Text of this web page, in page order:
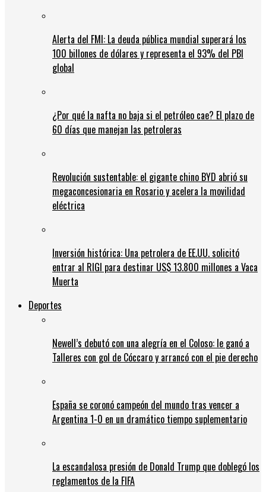
Alerta del FMI: La deuda pública mundial superará los
100 billones de dólares y representa el 93% del PBI
global
¿Por qué la nafta no baja si el petróleo cae? El plazo de
60 días que manejan las petroleras
Revolución sustentable: el gigante chino BYD abrió su
megaconcesionaria en Rosario y acelera la movilidad
eléctrica
Inversión histórica: Una petrolera de EE.UU. solicitó
entrar al RIGI para destinar US$ 13.800 millones a Vaca
Muerta
Deportes
Newell’s debutó con una alegría en el Coloso: le ganó a
Talleres con gol de Cóccaro y arrancó con el pie derecho
España se coronó campeón del mundo tras vencer a
Argentina 1-0 en un dramático tiempo suplementario
La escandalosa presión de Donald Trump que doblegó los
reglamentos de la FIFA